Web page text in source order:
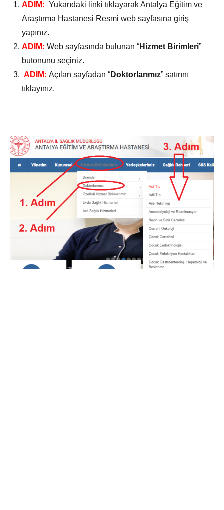
ADIM: Yukarıdaki linki tıklayarak Antalya Eğitim ve
Araştırma Hastanesi Resmi web sayfasına giriş
yapınız.
ADIM: Web sayfasında bulunan “Hizmet Birimleri”
butonunu seçiniz.
ADIM: Açılan sayfadan “Doktorlarımız” satırını
tıklayınız.